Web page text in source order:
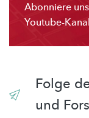
Abonniere
Youtube-Kanal
Folge
und